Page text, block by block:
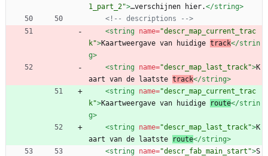
1_part_2">…verschijnen hier.</string>
<!--
descriptions
-->
<string name="descr_map_current_trac
k">Kaartweergave van huidige track</strin
g>
<string name="descr_map_last_track">K
aart van de laatste track</string>
<string
name="descr_map_current_trac
k">Kaartweergave van huidige route</strin
g>
<string
name="descr_map_last_track">K
aart van de laatste
route</string>
<string name="descr_fab_main_start">S